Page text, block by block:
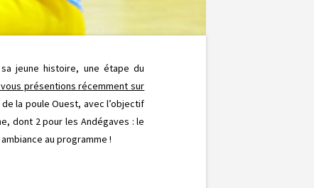
jeune histoire, une étape du
présentions récemment sur
la poule Ouest, avec l’objectif
dont 2 pour les Andégaves : le
au programme !